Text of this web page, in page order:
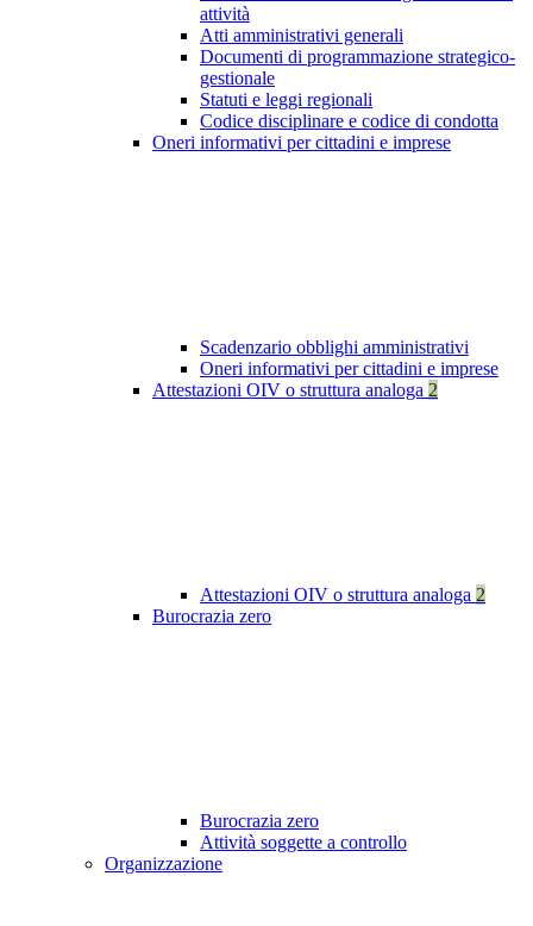
attività
Atti amministrativi generali
Documenti di programmazione strategico-
gestionale
Statuti e leggi regionali
Codice disciplinare e codice di condotta
Oneri informativi per cittadini e imprese
Scadenzario obblighi amministrativi
Oneri informativi per cittadini e imprese
Attestazioni OIV o struttura analoga 2
Attestazioni OIV o struttura analoga 2
Burocrazia zero
Burocrazia zero
Attività soggette a controllo
Organizzazione